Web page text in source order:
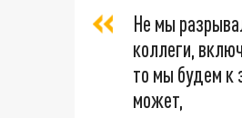
Не мы
коллеги,
то мы будем к
может,